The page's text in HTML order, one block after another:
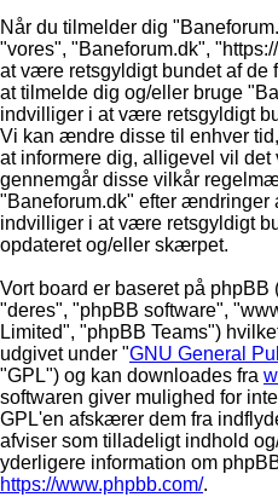
Når du tilmelder dig
"vores", "Baneforum.dk",
at være retsgyldigt bundet af
at tilmelde dig og/eller bruge
indvilliger i at være retsgyldigt
Vi kan ændre disse til enhver
at informere dig, alligevel vil
gennemgår disse vilkår
"Baneforum.dk" efter ændringer
indvilliger i at være retsgyldigt
opdateret og/eller skærpet.
Vort board er baseret på
"deres", "phpBB software",
Limited", "phpBB Teams")
udgivet under "GNU General
"GPL") og kan downloades fra
softwaren giver mulighed for
GPL'en afskærer dem fra
afviser som tilladeligt indhold
yderligere information om
https://www.phpbb.com/.